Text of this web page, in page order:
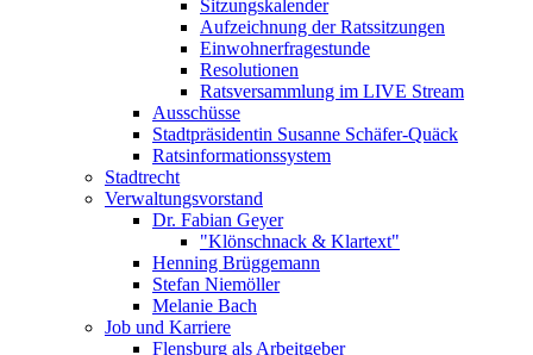
Sitzungskalender
Aufzeichnung der Ratssitzungen
Einwohnerfragestunde
Resolutionen
Ratsversammlung im LIVE Stream
Ausschüsse
Stadtpräsidentin Susanne Schäfer-Quäck
Ratsinformationssystem
Stadtrecht
Verwaltungsvorstand
Dr. Fabian Geyer
"Klönschnack & Klartext"
Henning Brüggemann
Stefan Niemöller
Melanie Bach
Job und Karriere
Flensburg als Arbeitgeber